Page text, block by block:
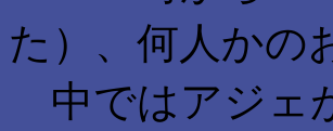
た）、何人かの
中ではアジェ